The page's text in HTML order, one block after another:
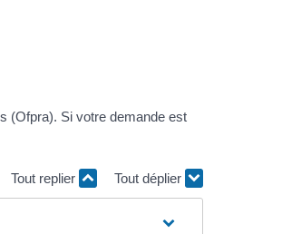
(Ofpra). Si votre demande est
Tout replier Tout déplier